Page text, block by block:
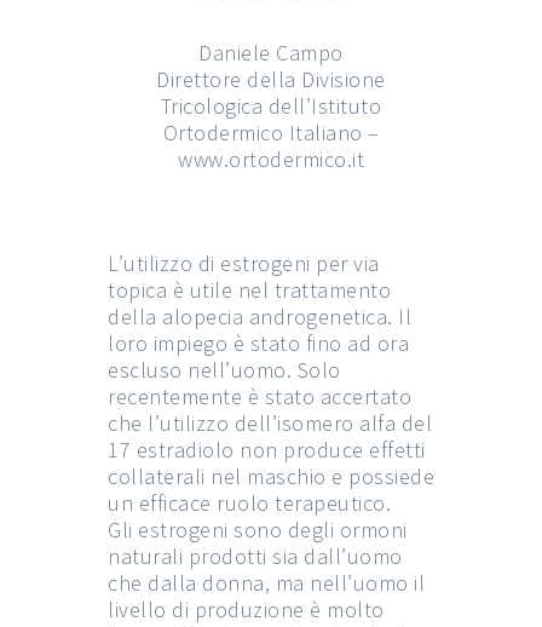
Daniele Campo
Direttore della Divisione
Tricologica dell’Istituto
Ortodermico Italiano –
www.ortodermico.it
L’utilizzo di estrogeni per via
topica è utile nel trattamento
della alopecia androgenetica. Il
loro impiego è stato fino ad ora
escluso nell’uomo. Solo
recentemente è stato accertato
che l’utilizzo dell’isomero alfa del
17 estradiolo non produce effetti
collaterali nel maschio e possiede
un efficace ruolo terapeutico.
Gli estrogeni sono degli ormoni
naturali prodotti sia dall’uomo
che dalla donna, ma nell’uomo il
livello di produzione è molto